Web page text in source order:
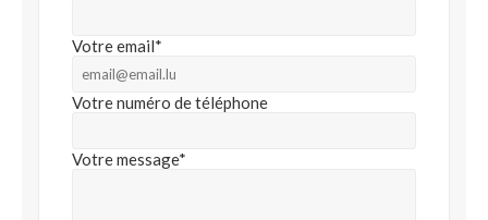
Votre email*
Votre numéro de téléphone
Votre message*